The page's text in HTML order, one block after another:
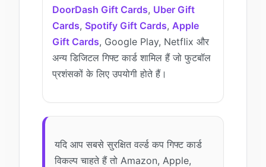
DoorDash Gift Cards, Uber Gift
Cards, Spotify Gift Cards, Apple
Gift Cards, Google Play, Netflix और
अन्य डिजिटल गिफ्ट कार्ड शामिल हैं जो फुटबॉल
प्रशंसकों के लिए उपयोगी होते हैं।
यदि आप सबसे सुरक्षित वर्ल्ड कप गिफ्ट कार्ड
विकल्प चाहते हैं तो Amazon, Apple,